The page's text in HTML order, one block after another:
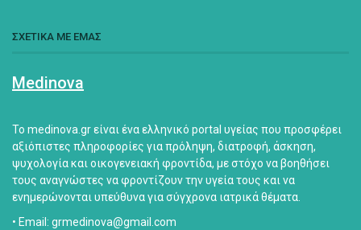
ΣΧΕΤΙΚΑ ΜΕ ΕΜΑΣ
Medinova
Το medinova.gr είναι ένα ελληνικό portal υγείας που προσφέρει
αξιόπιστες πληροφορίες για πρόληψη, διατροφή, άσκηση,
ψυχολογία και οικογενειακή φροντίδα, με στόχο να βοηθήσει
τους αναγνώστες να φροντίζουν την υγεία τους και να
ενημερώνονται υπεύθυνα για σύγχρονα ιατρικά θέματα.
• Email: grmedinova@gmail.com